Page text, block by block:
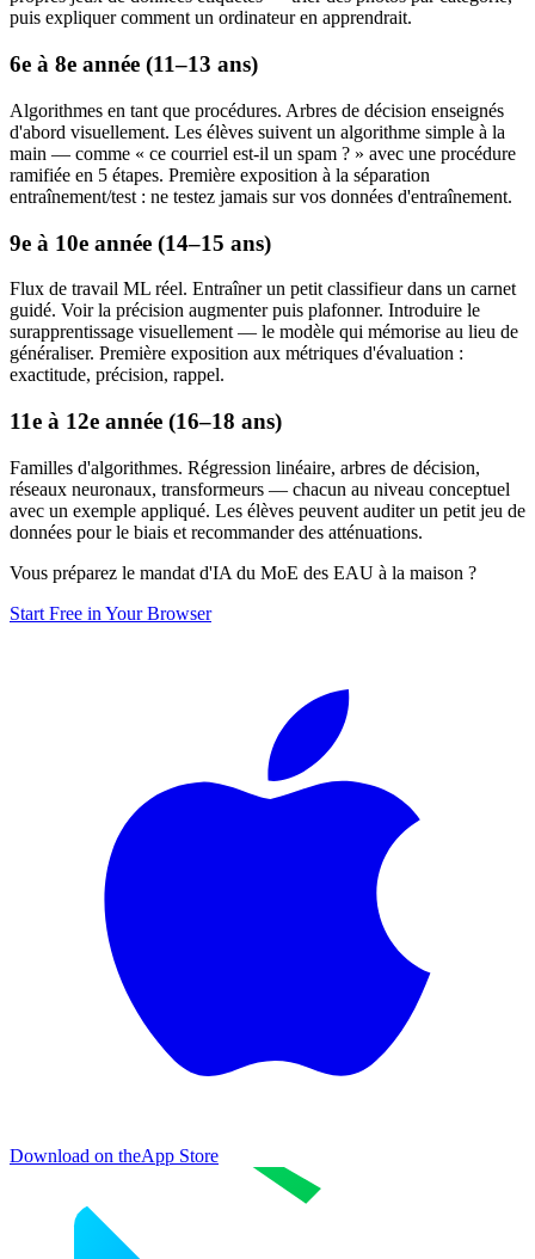
puis expliquer comment un ordinateur en apprendrait.
6e à 8e année (11–13 ans)
Algorithmes en tant que procédures. Arbres de décision enseignés
d'abord visuellement. Les élèves suivent un algorithme simple à la
main — comme « ce courriel est-il un spam ? » avec une procédure
ramifiée en 5 étapes. Première exposition à la séparation
entraînement/test : ne testez jamais sur vos données d'entraînement.
9e à 10e année (14–15 ans)
Flux de travail ML réel. Entraîner un petit classifieur dans un carnet
guidé. Voir la précision augmenter puis plafonner. Introduire le
surapprentissage visuellement — le modèle qui mémorise au lieu de
généraliser. Première exposition aux métriques d'évaluation :
exactitude, précision, rappel.
11e à 12e année (16–18 ans)
Familles d'algorithmes. Régression linéaire, arbres de décision,
réseaux neuronaux, transformeurs — chacun au niveau conceptuel
avec un exemple appliqué. Les élèves peuvent auditer un petit jeu de
données pour le biais et recommander des atténuations.
Vous préparez le mandat d'IA du MoE des EAU à la maison ?
Start Free in Your Browser
Download on theApp Store